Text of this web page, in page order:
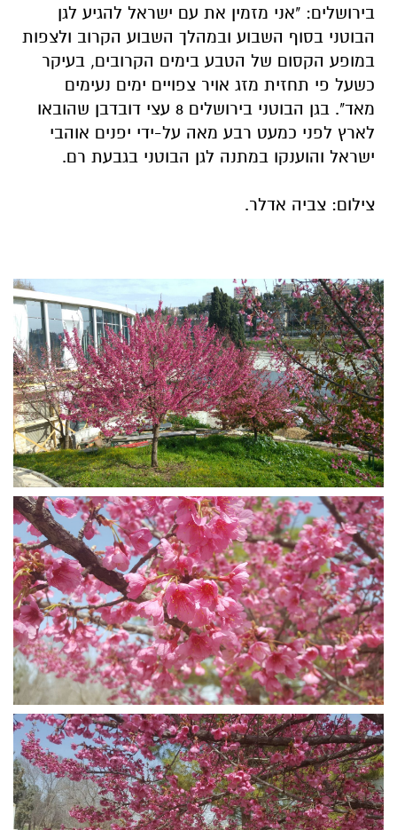
בירושלים: "אני מזמין את עם ישראל להגיע לגן
הבוטני בסוף השבוע ובמהלך השבוע הקרוב ולצפות
במופע הקסום של הטבע בימים הקרובים, בעיקר
כשעל פי תחזית מזג אויר צפויים ימים נעימים
מאד". בגן הבוטני בירושלים 8 עצי דובדבן שהובאו
לארץ לפני כמעט רבע מאה על-ידי יפנים אוהבי
ישראל והוענקו במתנה לגן הבוטני בגבעת רם.
צילום: צביה אדלר.